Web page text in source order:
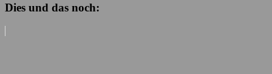
Dies und das noch: